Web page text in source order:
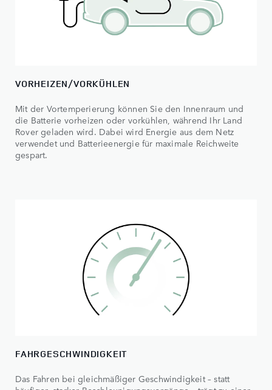
VORHEIZEN/VORKÜHLEN
Mit der Vortemperierung können Sie den Innenraum und
die Batterie vorheizen oder vorkühlen, während Ihr Land
Rover geladen wird. Dabei wird Energie aus dem Netz
verwendet und Batterieenergie für maximale Reichweite
gespart.
FAHRGESCHWINDIGKEIT
Das Fahren bei gleichmäßiger Geschwindigkeit – statt